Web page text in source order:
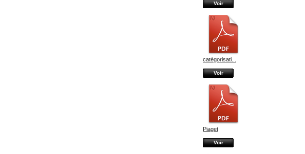
Voir
catégorisati...
Voir
Piaget
Voir